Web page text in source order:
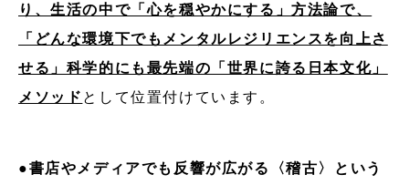
り、生活の中で「心を穏やかにする」方法論で、
「どんな環境下でもメンタルレジリエンスを向上さ
せる」科学的にも最先端の「世界に誇る日本文化」
メソッド として位置付けています。
●書店やメディアでも反響が広がる〈稽古〉という